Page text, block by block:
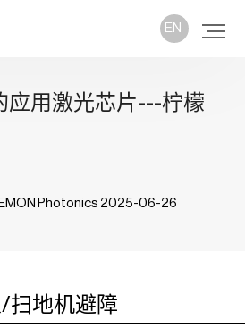
EN
应用激光芯片---柠檬
Photonics 2025-06-26
扫地机避障